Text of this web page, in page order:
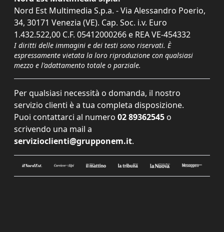
Nord Est Multimedia S.p.a. - Via Alessandro Poerio,
34, 30171 Venezia (VE). Cap. Soc. i.v. Euro
1.432.522,00 C.F. 05412000266 e REA VE-454332
I diritti delle immagini e dei testi sono riservati. È
espressamente vietata la loro riproduzione con qualsiasi
mezzo e l'adattamento totale o parziale.
Per qualsiasi necessità o domanda, il nostro
servizio clienti è a tua completa disposizione.
Puoi contattarci al numero 02 89362545 o
scrivendo una mail a
servizioclienti@grupponem.it.